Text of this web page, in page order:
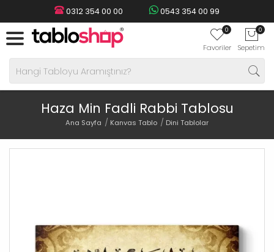
0312 354 00 00 0543 354 00 99
0
Favoriler
0
Sepetim
Haza Min Fadli Rabbi Tablosu
Ana Sayfa Kanvas Tablo Dini Tablolar